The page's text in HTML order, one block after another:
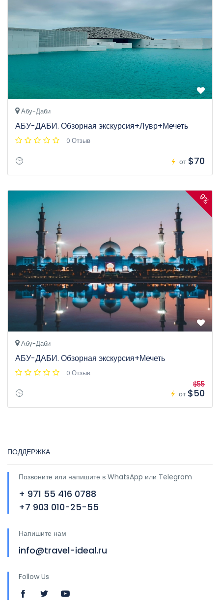
Абу-Даби
АБУ-ДАБИ. Обзорная экскурсия+Лувр+Мечеть
0 Отзыв
от $70
9%
Абу-Даби
АБУ-ДАБИ. Обзорная экскурсия+Мечеть
0 Отзыв
от
$55
$50
ПОДДЕРЖКА
Позвоните или напишите в WhatsApp или Telegram
+ 971 55 416 0788
+7 903 010-25-55
Напишите нам
info@travel-ideal.ru
Follow Us